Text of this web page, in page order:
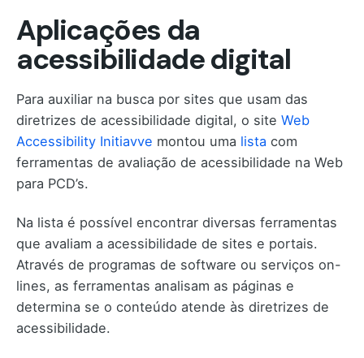
Aplicações da
acessibilidade digital
Para auxiliar na busca por sites que usam das
diretrizes de acessibilidade digital, o site Web
Accessibility Initiavve montou uma lista com
ferramentas de avaliação de acessibilidade na Web
para PCD’s.
Na lista é possível encontrar diversas ferramentas
que avaliam a acessibilidade de sites e portais.
Através de programas de software ou serviços on-
lines, as ferramentas analisam as páginas e
determina se o conteúdo atende às diretrizes de
acessibilidade.